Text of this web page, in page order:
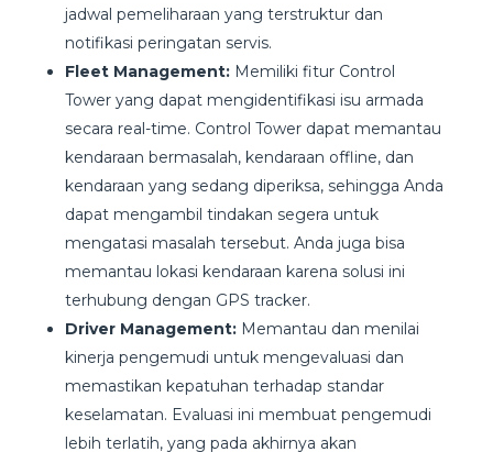
jadwal pemeliharaan yang terstruktur dan
notifikasi peringatan servis.
Fleet Management: Memiliki fitur Control
Tower yang dapat mengidentifikasi isu armada
secara real-time. Control Tower dapat memantau
kendaraan bermasalah, kendaraan offline, dan
kendaraan yang sedang diperiksa, sehingga Anda
dapat mengambil tindakan segera untuk
mengatasi masalah tersebut. Anda juga bisa
memantau lokasi kendaraan karena solusi ini
terhubung dengan GPS tracker.
Driver Management: Memantau dan menilai
kinerja pengemudi untuk mengevaluasi dan
memastikan kepatuhan terhadap standar
keselamatan. Evaluasi ini membuat pengemudi
lebih terlatih, yang pada akhirnya akan